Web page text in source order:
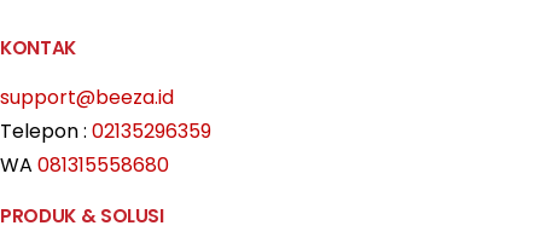
KONTAK
support@beeza.id
Telepon : 02135296359
WA 081315558680
PRODUK & SOLUSI